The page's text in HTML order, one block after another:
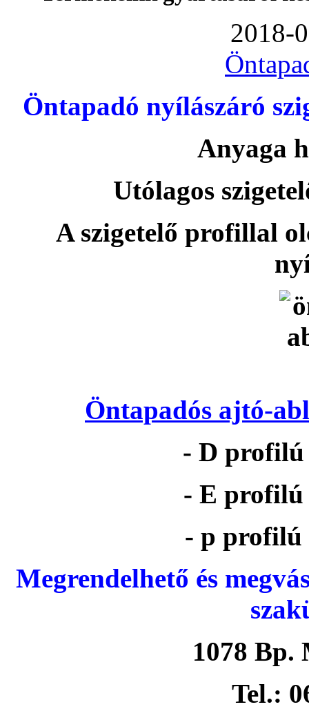
2018-
Öntapadó nyílászáró
Anyaga
Utólagos
A szigetelő profillal
Öntapadós ajtó-
- D profilú
- E profilú
- p profilú
Megrendelhető és
1078 Bp.
Tel.: